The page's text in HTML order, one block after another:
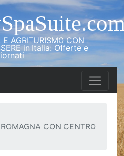
AGRITURISMO CON
in Italia: Offerte e
CON CENTRO